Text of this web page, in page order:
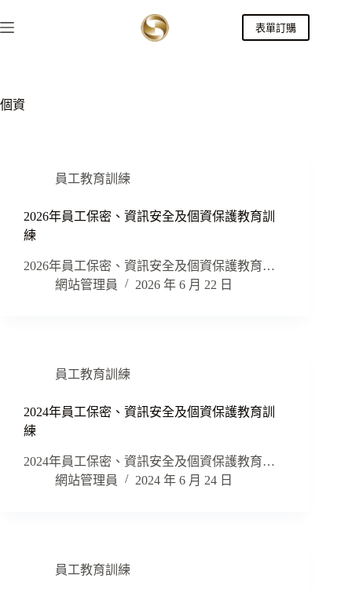
至
容
表單訂購
個資
員工教育訓練
2026年員工保密、資訊安全及個資保護教育訓
練
2026年員工保密、資訊安全及個資保護教育…
網站管理員
2026 年 6 月 22 日
員工教育訓練
2024年員工保密、資訊安全及個資保護教育訓
練
2024年員工保密、資訊安全及個資保護教育…
網站管理員
2024 年 6 月 24 日
員工教育訓練